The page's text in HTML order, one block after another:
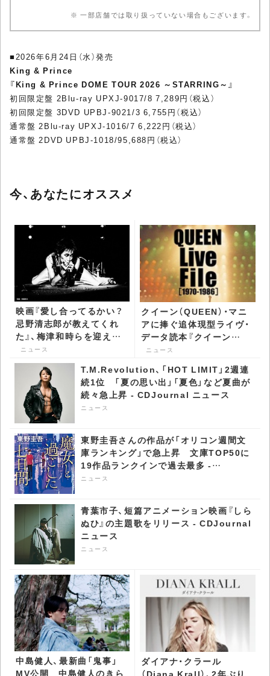
※ 一部店舗では取り扱っていない場合もございます。
■2026年6月24日（水）発売
King & Prince
『King & Prince DOME TOUR 2026 ～STARRING～』
初回限定盤 2Blu-ray UPXJ-9017/8 7,289円（税込）
初回限定盤 3DVD UPBJ-9021/3 6,755円（税込）
通常盤 2Blu-ray UPXJ-1016/7 6,222円（税込）
通常盤 2DVD UPBJ-1018/95,688円（税込）
今、あなたにオススメ
映画『愛し合ってるかい？
忌野清志郎が教えてくれ
た』、梅津和時らを迎えた
トークショー付き最速プ
レミア上映が決定 -
CDJournal ニュース
ニュース
クイーン（QUEEN）・マニ
アに捧ぐ追体現型ライヴ・
データ読本『クイーン
（QUEEN） ライヴ・ファイ
CDJournal ニュース
ニュース
T.M.Revolution、「HOT LIMIT」2週連
続1位 「夏の思い出」「夏色」など夏曲が
続々急上昇 - CDJournal ニュース
ニュース
東野圭吾さんの作品が「オリコン週間文
庫ランキング」で急上昇​ 文庫TOP50に
19作品ランクインで過去最多 -
CDJournal ニュース
ニュース
青葉市子、短篇アニメーション映画『しら
ぬひ』の主題歌をリリース - CDJournal
ニュース
ニュース
中島健人、最新曲「鬼事」
MV公開 中島健人のきら
ダイアナ・クラール
（Diana Krall）、2年ぶり